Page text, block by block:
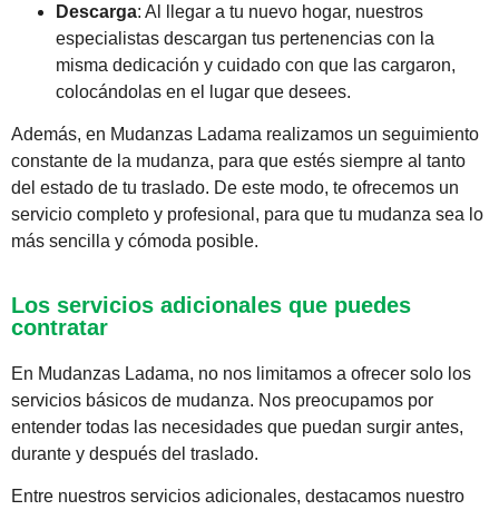
Descarga: Al llegar a tu nuevo hogar, nuestros
especialistas descargan tus pertenencias con la
misma dedicación y cuidado con que las cargaron,
colocándolas en el lugar que desees.
Además, en Mudanzas Ladama realizamos un seguimiento
constante de la mudanza, para que estés siempre al tanto
del estado de tu traslado. De este modo, te ofrecemos un
servicio completo y profesional, para que tu mudanza sea lo
más sencilla y cómoda posible.
Los servicios adicionales que puedes
contratar
En Mudanzas Ladama, no nos limitamos a ofrecer solo los
servicios básicos de mudanza. Nos preocupamos por
entender todas las necesidades que puedan surgir antes,
durante y después del traslado.
Entre nuestros servicios adicionales, destacamos nuestro